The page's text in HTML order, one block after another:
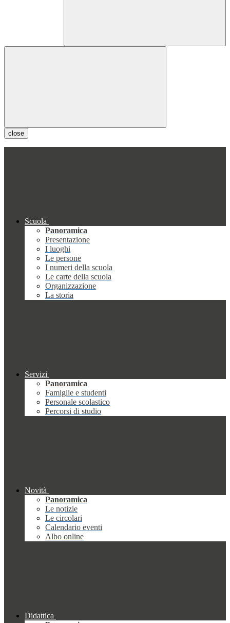
close
Scuola
Panoramica
Presentazione
I luoghi
Le persone
I numeri della scuola
Le carte della scuola
Organizzazione
La storia
Servizi
Panoramica
Famiglie e studenti
Personale scolastico
Percorsi di studio
Novità
Panoramica
Le notizie
Le circolari
Calendario eventi
Albo online
Didattica